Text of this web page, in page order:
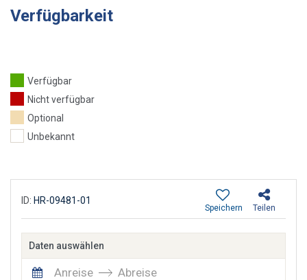
Verfügbarkeit
Verfügbar
Nicht verfügbar
Optional
Unbekannt
ID: HR-09481-01
Teilen
Speichern
Daten auswählen
Anreise
Abreise